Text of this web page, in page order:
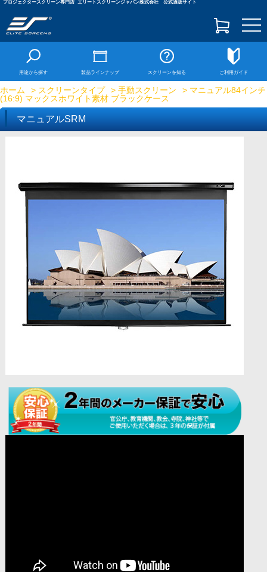
プロジェクタースクリーン専門店 エリートスクリーンジャパン株式会社 公式通販サイト
用途から探す 製品ラインナップ スクリーンを知る ご利用ガイド
ホーム > スクリーンタイプ > 手動スクリーン
> マニュアル84インチ
(16:9) マックスホワイト素材 ブラックケース
マニュアルSRM